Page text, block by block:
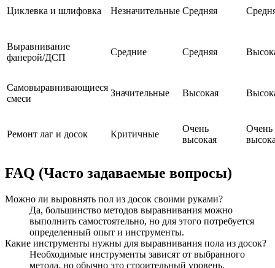
Циклевка и шлифовка Незначительные Средняя
Выравнивание
фанерой/ДСП
Средние Средняя
Самовыравнивающиеся
смеси
Значительные Высокая
Ремонт лаг и досок Критичные
Очень
высокая
Очень
FAQ (Часто задаваемые вопросы)
Можно ли выровнять пол из досок своими руками?
Да, большинство методов выравнивания можно
выполнить самостоятельно, но для этого потребуется
определенный опыт и инструменты.
Какие инструменты нужны для выравнивания пола из досок?
Необходимые инструменты зависят от выбранного
метода, но обычно это строительный уровень,